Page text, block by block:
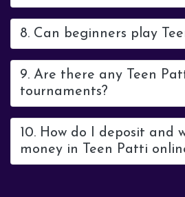
8. Can beginners play
9. Are there any Teen
tournaments?
10. How do I deposit and
money in Teen Patti